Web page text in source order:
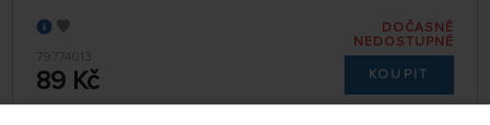
79774013
89 Kč
DOČASNĚ
NEDOSTUPNÉ
KOUPIT